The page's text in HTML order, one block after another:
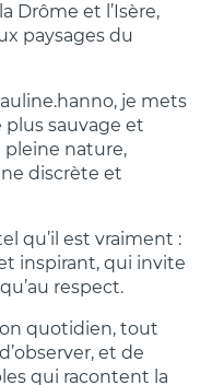
Drôme et l’Isère,
paysages du
je mets
sauvage et
pleine nature,
discrète et
qu’il est vraiment :
inspirant, qui invite
respect.
quotidien, tout
et de
qui racontent la